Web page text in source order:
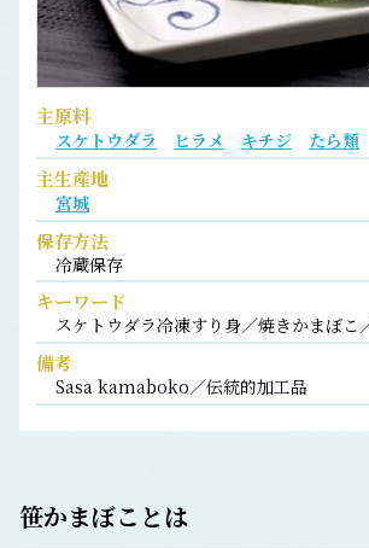
主原料
スケトウダラ ヒラメ キチジ たら類
主生産地
宮城
保存方法
冷蔵保存
キーワード
スケトウダラ冷凍すり身／焼きかまぼこ
備考
Sasa kamaboko／伝統的加工品
笹かまぼこ とは